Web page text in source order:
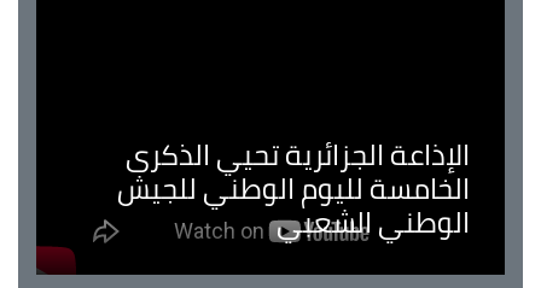
الإذاعة الجزائرية تحيي الذكرى
الخامسة لليوم الوطني للجيش
الوطني الشعبي